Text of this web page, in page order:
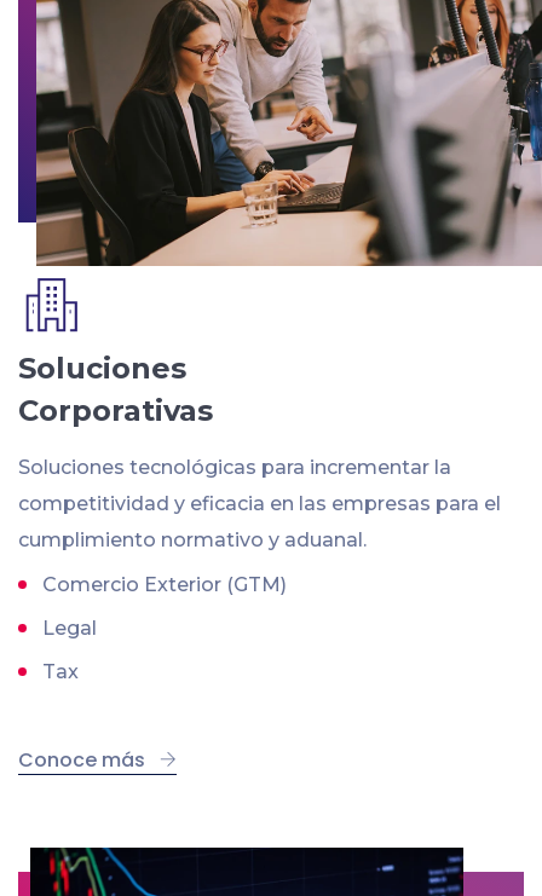
Soluciones
Corporativas
Soluciones tecnológicas para incrementar la
competitividad y eficacia en las empresas para el
cumplimiento normativo y aduanal.
Comercio Exterior (GTM)
Legal
Tax
Conoce más